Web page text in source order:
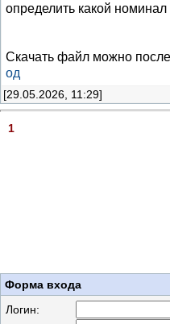
определить какой номинал
Скачать файл можно
од
[29.05.2026, 11:29]
1
Форма входа
Логин: